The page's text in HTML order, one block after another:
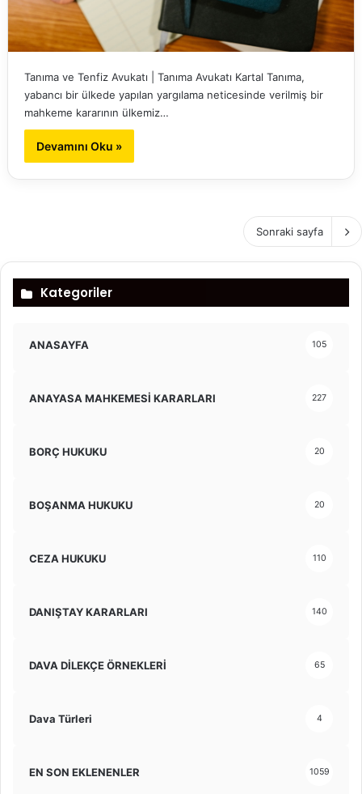
Tanıma ve Tenfiz Avukatı | Tanıma Avukatı Kartal Tanıma,
yabancı bir ülkede yapılan yargılama neticesinde verilmiş bir
mahkeme kararının ülkemiz…
Devamını Oku »
Sonraki sayfa
Kategoriler
ANASAYFA 105
ANAYASA MAHKEMESİ KARARLARI 227
BORÇ HUKUKU 20
BOŞANMA HUKUKU 20
CEZA HUKUKU 110
DANIŞTAY KARARLARI 140
DAVA DİLEKÇE ÖRNEKLERİ 65
Dava Türleri 4
EN SON EKLENENLER 1059